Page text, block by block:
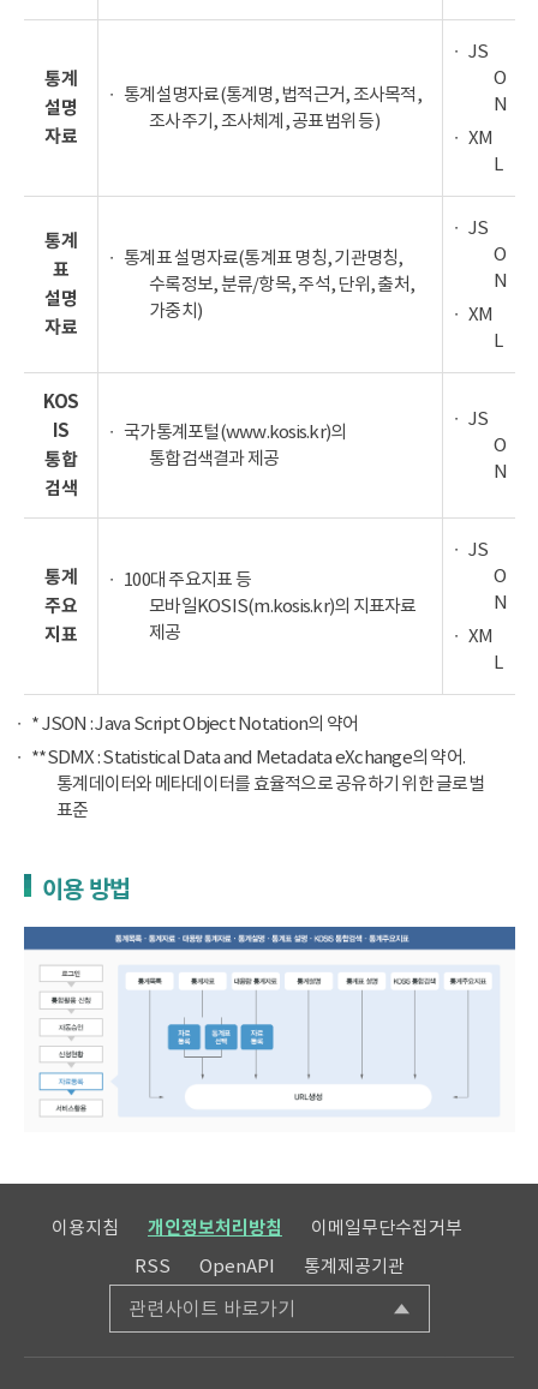
통계
설명
자료
통계설명자료(통계명, 법적근거, 조사목적,
조사주기, 조사체계, 공표범위 등)
JS
O
N
XM
L
통계
표
설명
자료
통계표 설명자료(통계표 명칭, 기관명칭,
수록정보, 분류/항목, 주석, 단위, 출처,
가중치)
JS
O
N
XM
L
KOS
IS
통합
검색
국가통계포털(www.kosis.kr)의
통합검색결과 제공
JS
O
N
통계
주요
지표
100대 주요지표 등
모바일KOSIS(m.kosis.kr)의 지표자료
제공
JS
O
N
XM
L
* JSON : Java Script Object Notation의 약어
**SDMX : Statistical Data and Metadata eXchange의 약어.
통계데이터와 메타데이터를 효율적으로 공유하기 위한 글로벌
표준
이용 방법
이용지침 개인정보처리방침
이메일무단수집거부
RSS
OpenAPI 통계제공기관
관련사이트 바로가기